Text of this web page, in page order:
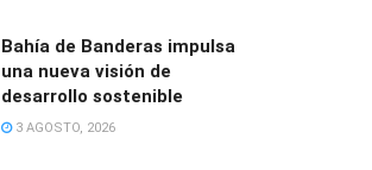
Bahía de Banderas impulsa
una nueva visión de
desarrollo sostenible
3 AGOSTO, 2026